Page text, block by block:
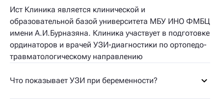
Ист Клиника является клинической и
образовательной базой университета МБУ ИНО ФМБЦ
имени А.И.Бурназяна. Клиника участвует в подготовке
ординаторов и врачей УЗИ-диагностики по ортопедо-
травматологическому направлению
Что показывает УЗИ при беременности?